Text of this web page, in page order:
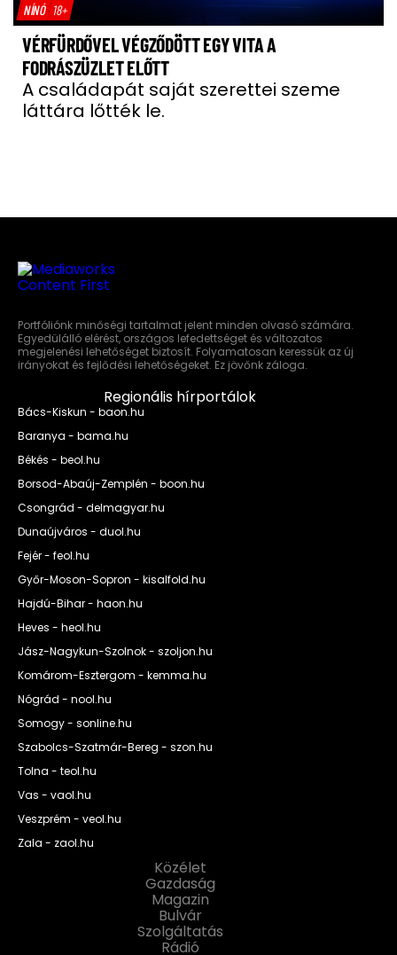
NÍNÓ 18+
VÉRFÜRDŐVEL VÉGZŐDÖTT EGY VITA A
FODRÁSZÜZLET ELŐTT
A családapát saját szerettei szeme
láttára lőtték le.
Portfóliónk minőségi tartalmat jelent minden olvasó számára.
Egyedülálló elérést, országos lefedettséget és változatos
megjelenési lehetőséget biztosít. Folyamatosan keressük az új
irányokat és fejlődési lehetőségeket. Ez jövőnk záloga.
Regionális hírportálok
Bács-Kiskun - baon.hu
Baranya - bama.hu
Békés - beol.hu
Borsod-Abaúj-Zemplén - boon.hu
Csongrád - delmagyar.hu
Dunaújváros - duol.hu
Fejér - feol.hu
Győr-Moson-Sopron - kisalfold.hu
Hajdú-Bihar - haon.hu
Heves - heol.hu
Jász-Nagykun-Szolnok - szoljon.hu
Komárom-Esztergom - kemma.hu
Nógrád - nool.hu
Somogy - sonline.hu
Szabolcs-Szatmár-Bereg - szon.hu
Tolna - teol.hu
Vas - vaol.hu
Veszprém - veol.hu
Zala - zaol.hu
Közélet
Gazdaság
Magazin
Bulvár
Szolgáltatás
Rádió